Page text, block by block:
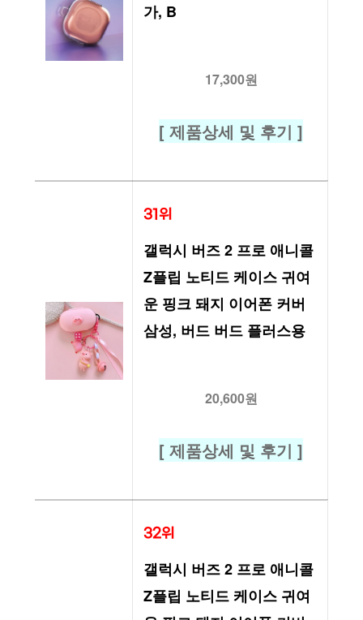
가, B
17,300원
[ 제품상세 및 후기 ]
31위
갤럭시 버즈 2 프로 애니콜
Z플립 노티드 케이스 귀여
운 핑크 돼지 이어폰 커버
삼성, 버드 버드 플러스용
20,600원
[ 제품상세 및 후기 ]
32위
갤럭시 버즈 2 프로 애니콜
Z플립 노티드 케이스 귀여